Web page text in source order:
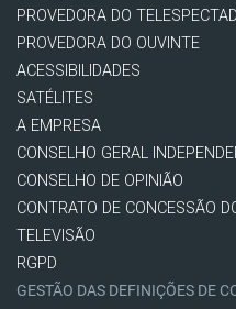
PROVEDORA DO
PROVEDORA DO OUVINTE
ACESSIBILIDADES
SATÉLITES
A EMPRESA
CONSELHO GERAL
CONSELHO DE OPINIÃO
CONTRATO DE CONCESSÃO
TELEVISÃO
RGPD
GESTÃO DAS DEFINIÇÕES DE